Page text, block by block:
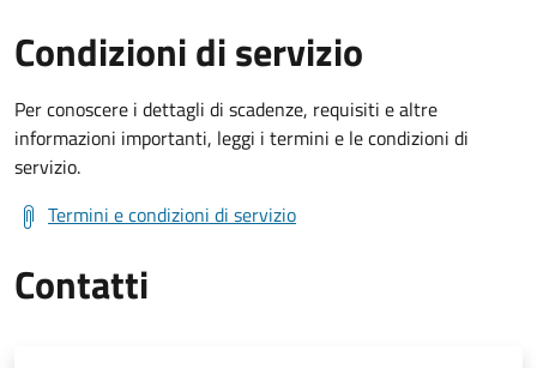
Condizioni di servizio
Per conoscere i dettagli di scadenze, requisiti e altre
informazioni importanti, leggi i termini e le condizioni di
servizio.
Termini e condizioni di servizio
Contatti